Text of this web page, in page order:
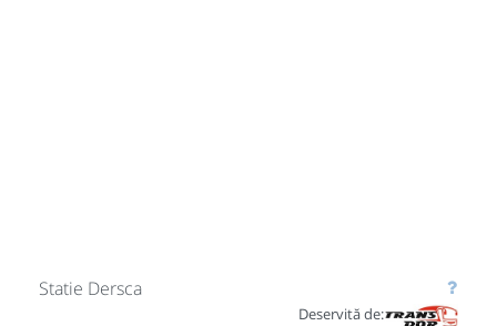
Statie Dersca
Deservită de: